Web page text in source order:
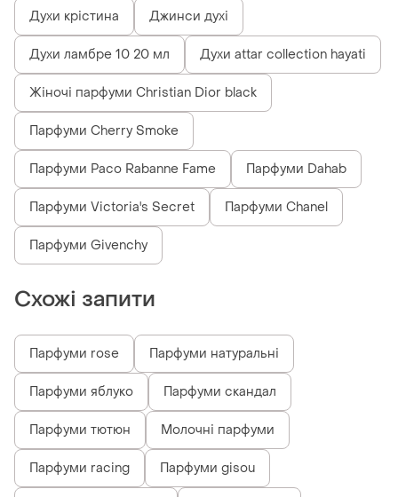
Духи крістина Джинси духі
Духи ламбре 10 20 мл Духи attar collection hayati
Жіночі парфуми Christian Dior black
Парфуми Cherry Smoke
Парфуми Paco Rabanne Fame Парфуми Dahab
Парфуми Victoria's Secret Парфуми Chanel
Парфуми Givenchy
Схожі запити
Парфуми rose Парфуми натуральні
Парфуми яблуко Парфуми скандал
Парфуми тютюн Молочні парфуми
Парфуми racing Парфуми gisou